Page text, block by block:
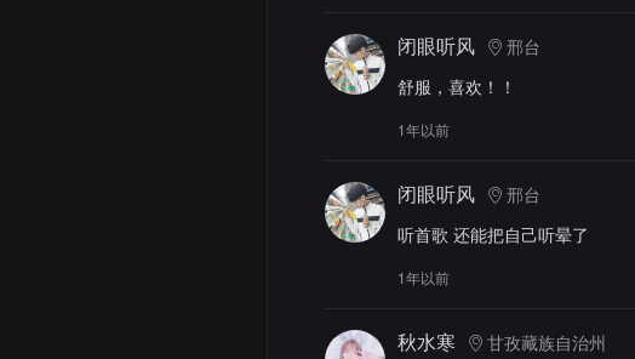
闭眼听风
邢台
舒服，喜欢！！
1年以前
闭眼听风
邢台
听首歌 还能把自己听晕了
1年以前
秋水寒
甘孜藏族自治州